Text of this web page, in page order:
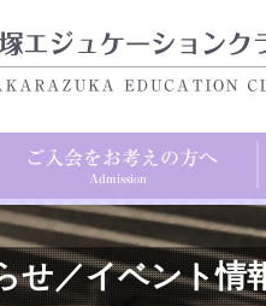
せ／イベント情